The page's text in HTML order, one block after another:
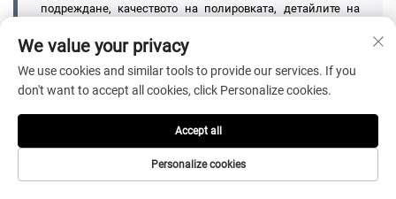
подреждане, качеството на полировката, детайлите на
инспекция. Добре изпълнената барова работна маса не
зависи само от избора на красивата плоча; тя изисква
плочата да пристигне, да се побере и да изглежда точно
както е планирано.
Често задавани въпроси
We value your privacy
We use cookies and similar tools to provide our services. If you
don't want to accept all cookies, click Personalize cookies.
Personalize cookies
Accept all